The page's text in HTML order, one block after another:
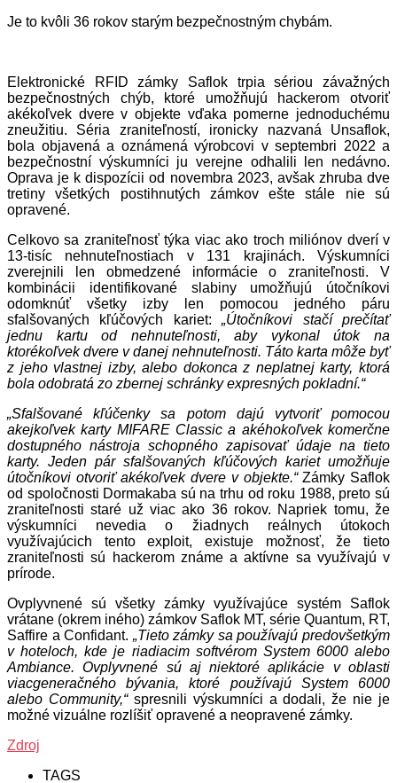
Je to kvôli 36 rokov starým bezpečnostným chybám.
Elektronické RFID zámky Saflok trpia sériou závažných
bezpečnostných chýb, ktoré umožňujú hackerom otvoriť
akékoľvek dvere v objekte vďaka pomerne jednoduchému
zneužitiu. Séria zraniteľností, ironicky nazvaná Unsaflok,
bola objavená a oznámená výrobcovi v septembri 2022 a
bezpečnostní výskumníci ju verejne odhalili len nedávno.
Oprava je k dispozícii od novembra 2023, avšak zhruba dve
tretiny všetkých postihnutých zámkov ešte stále nie sú
opravené.
Celkovo sa zraniteľnosť týka viac ako troch miliónov dverí v
13-tisíc nehnuteľnostiach v 131 krajinách. Výskumníci
zverejnili len obmedzené informácie o zraniteľnosti. V
kombinácii identifikované slabiny umožňujú útočníkovi
odomknúť všetky izby len pomocou jedného páru
sfalšovaných kľúčových kariet:„Útočníkovi stačí prečítať
jednu kartu od nehnuteľnosti, aby vykonal útok na
ktorékoľvek dvere v danej nehnuteľnosti. Táto karta môže byť
z jeho vlastnej izby, alebo dokonca z neplatnej karty, ktorá
bola odobratá zo zbernej schránky expresných pokladní.“
„Sfalšované kľúčenky sa potom dajú vytvoriť pomocou
akejkoľvek karty MIFARE Classic a akéhokoľvek komerčne
dostupného nástroja schopného zapisovať údaje na tieto
karty. Jeden pár sfalšovaných kľúčových kariet umožňuje
útočníkovi otvoriť akékoľvek dvere v objekte.“Zámky Saflok
od spoločnosti Dormakaba sú na trhu od roku 1988, preto sú
zraniteľnosti staré už viac ako 36 rokov. Napriek tomu, že
výskumníci nevedia o žiadnych reálnych útokoch
využívajúcich tento exploit, existuje možnosť, že tieto
zraniteľnosti sú hackerom známe a aktívne sa využívajú v
prírode.
Ovplyvnené sú všetky zámky využívajúce systém Saflok
vrátane (okrem iného) zámkov Saflok MT, série Quantum, RT,
Saffire a Confidant. „Tieto zámky sa používajú predovšetkým
v hoteloch, kde je riadiacim softvérom System 6000 alebo
Ambiance. Ovplyvnené sú aj niektoré aplikácie v oblasti
viacgeneračného bývania, ktoré používajú System 6000
alebo Community,“spresnili výskumníci a dodali, že nie je
možné vizuálne rozlíšiť opravené a neopravené zámky.
Zdroj
TAGS